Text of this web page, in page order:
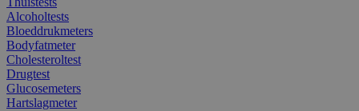
Alcoholtests
Bloeddrukmeters
Bodyfatmeter
Cholesteroltest
Drugtest
Glucosemeters
Hartslagmeter